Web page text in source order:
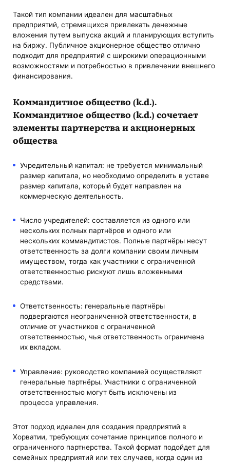
Такой тип компании идеален для масштабных
предприятий, стремящихся привлекать денежные
вложения путем выпуска акций и планирующих вступить
на биржу. Публичное акционерное общество отлично
подходит для предприятий с широкими операционными
возможностями и потребностью в привлечении внешнего
финансирования.
Коммандитное общество (k.d.).
Коммандитное общество (k.d.) сочетает
элементы партнерства и акционерных
общества
Учредительный капитал: не требуется минимальный
размер капитала, но необходимо определить в уставе
размер капитала, который будет направлен на
коммерческую деятельность.
Число учредителей: составляется из одного или
нескольких полных партнёров и одного или
нескольких коммандитистов. Полные партнёры несут
ответственность за долги компании своим личным
имуществом, тогда как участники с ограниченной
ответственностью рискуют лишь вложенными
средствами.
Ответственность: генеральные партнёры
подвергаются неограниченной ответственности, в
отличие от участников с ограниченной
ответственностью, чья ответственность ограничена
их вкладом.
Управление: руководство компанией осуществляют
генеральные партнёры. Участники с ограниченной
ответственностью могут быть исключены из
процесса управления.
Этот подход идеален для создания предприятий в
Хорватии, требующих сочетание принципов полного и
ограниченного партнерства. Такой формат подойдет для
семейных предприятий или тех случаев, когда один из